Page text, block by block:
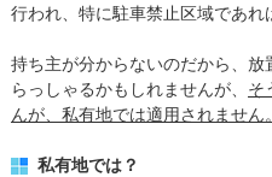
行われ、特に駐車禁止区域であれ
持ち主が分からないのだから、
らっしゃるかもしれませんが、 そ
んが、私有地では適用されません。
私有地では？